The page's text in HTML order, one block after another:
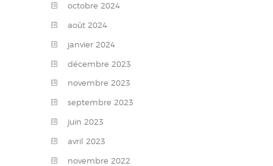
octobre 2024
août 2024
janvier 2024
décembre 2023
novembre 2023
septembre 2023
juin 2023
avril 2023
novembre 2022